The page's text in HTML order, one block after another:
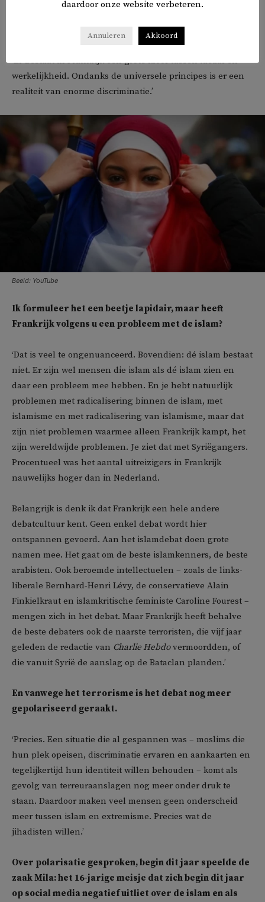
Wat zegt dit eigenlijk over Frankrijk?
‘Er bestaat in Frankrijk een grote kloof tussen ideaal en
werkelijkheid. Ondanks de universele principes is er een
realiteit van enorme discriminatie.’
Beeld: YouTube
Ik formuleer het een beetje lapidair, maar heeft
Frankrijk volgens u een probleem met de islam?
‘Dat is veel te ongenuanceerd. Bovendien: dé islam bestaat
niet. Er zijn wel mensen die islam als dé islam zien en
daar een probleem mee hebben. En je hebt natuurlijk
problemen met radicalisering binnen de islam, met
islamisme en met radicalisering van islamisme, maar dat
zijn niet problemen waarmee alleen Frankrijk kampt, het
zijn wereldwijde problemen. Je ziet dat met Syriëgangers.
Procentueel was het aantal uitreizigers in Frankrijk
nauwelijks hoger dan in Nederland.
Belangrijk is denk ik dat Frankrijk een hele andere
debatcultuur kent. Geen enkel debat wordt hier
ontspannen gevoerd. Aan het islamdebat doen grote
namen mee. Het gaat om de beste islamkenners, de beste
arabisten. Ook beroemde intellectuelen – zoals de links-
liberale Bernhard-Henri Lévy, de conservatieve Alain
Finkielkraut en islamkritische feministe Caroline Fourest –
mengen zich in het debat. Maar Frankrijk heeft behalve
de beste debaters ook de naarste terroristen, die vijf jaar
geleden de redactie van Charlie Hebdovermoordden, of
die vanuit Syrië de aanslag op de Bataclan planden.’
En vanwege het terrorisme is het debat nog meer
gepolariseerd geraakt.
‘Precies. Een situatie die al gespannen was – moslims die
hun plek opeisen, discriminatie ervaren en aankaarten en
tegelijkertijd hun identiteit willen behouden – komt als
gevolg van terreuraanslagen nog meer onder druk te
staan. Daardoor maken veel mensen geen onderscheid
meer tussen islam en extremisme. Precies wat de
jihadisten willen.’
Over polarisatie gesproken, begin dit jaar speelde de
zaak Mila: het 16-jarige meisje dat zich begin dit jaar
op social media negatief uitliet over de islam en als
daardoor onze website verbeteren.
Annuleren Akkoord